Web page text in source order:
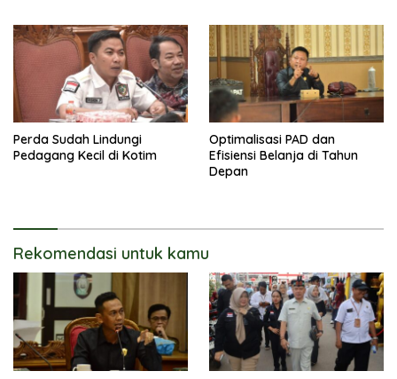
Perda Sudah Lindungi
Pedagang Kecil di Kotim
Optimalisasi PAD dan
Efisiensi Belanja di Tahun
Depan
Rekomendasi untuk kamu